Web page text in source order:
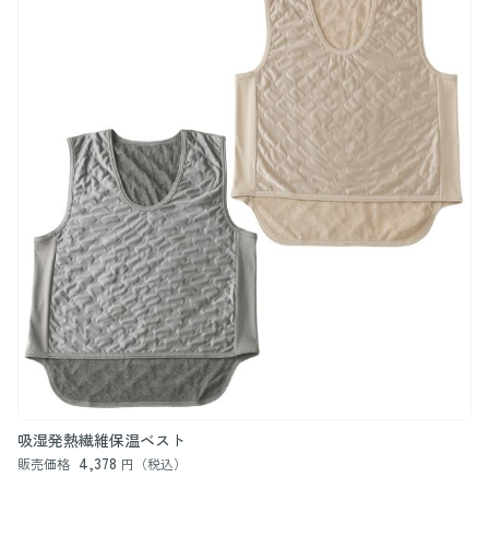
吸湿発熱繊維保温ベスト
販売価格 4,378 円（税込）